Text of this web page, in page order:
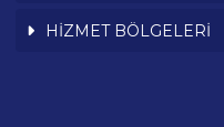
HİZMET BÖLGELERİ